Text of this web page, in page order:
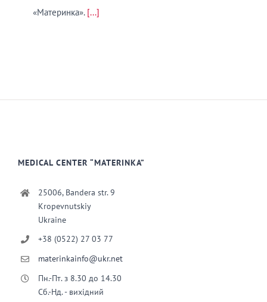
«Материнка». [...]
MEDICAL CENTER “MATERINKA”
25006, Bandera str. 9
Kropevnutskiy
Ukraine
+38 (0522) 27 03 77
materinkainfo@ukr.net
Пн.-Пт. з 8.30 до 14.30
Сб.-Нд. - вихідний